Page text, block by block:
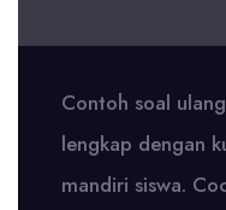
Contoh soal
lengkap dengan
mandiri siswa.